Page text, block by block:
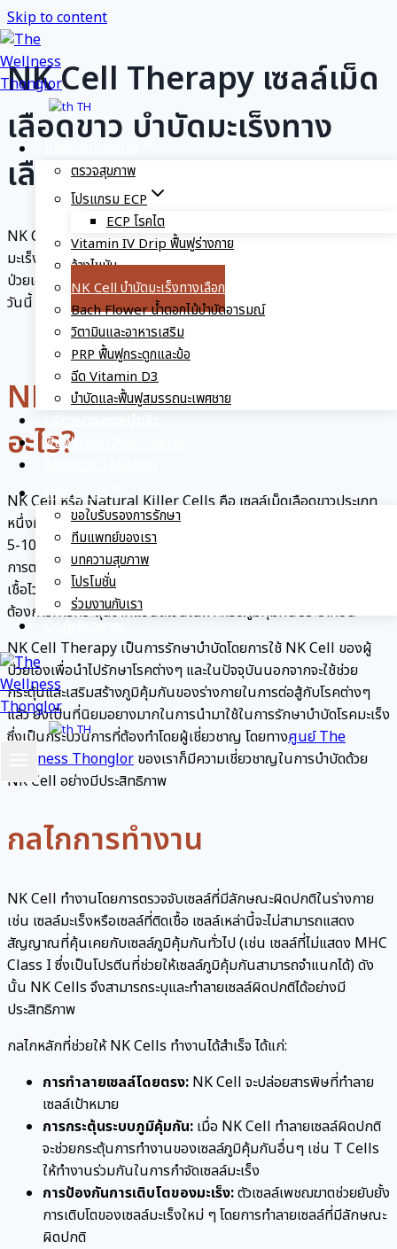
Skip to content
TH
ตรวจสุขภาพ
โปรแกรม ECP
ECP โรคไต
Vitamin IV Drip ฟื้นฟูร่างกาย
ล้างไขมัน
NK Cell บำบัดมะเร็งทางเลือก
Bach Flower น้ำดอกไม้บำบัดอารมณ์
วิตามินและอาหารเสริม
PRP ฟื้นฟูกระดูกและข้อ
ฉีด Vitamin D3
บำบัดและฟื้นฟูสมรรถนะเพศชาย
ฟื้นฟูผิวและ Anti-Aging
เกี่ยวกับเรา
ขอใบรับรองการรักษา
ทีมแพทย์ของเรา
บทความสุขภาพ
โปรโมชั่น
ร่วมงานกับเรา
นัดผู้เชี่ยวชาญ
TH
NK Cell Therapy เซลล์เม็ด
เลือดขาว บำบัดมะเร็งทาง
เลือก
NK Cell Therapy โปรแกรมกระตุ้นภูมิคุ้มกันและบำบัดรักษาโรค
มะเร็งแบบทางเลือกโดยผู้เชี่ยวชาญ โดยใช้เซลล์เม็ดเลือดขาวของผู้
ป่วยเองหรือผู้ให้บริจาค เห็นผลชัดเจน รวดเร็ว และปลอดภัย ติดต่อเรา
วันนี้ เพื่อขอข้อมูลเพิ่มเติม
NK Cell คืออะไร? มีประโยชน์
อะไร?
NK Cell หรือ Natural Killer Cells คือ เซลล์เม็ดเลือดขาวประเภท
หนึ่งที่มีบทบาทสำคัญในระบบภูมิคุ้มกันของร่างกาย ซึ่งคิดเป็นเพียง
5-10% ของเซลล์เม็ดเลือดขาวในร่างกายเท่านั้น โดยมีหน้าที่หลักใน
การตรวจจับและทำลายเซลล์ที่ผิดปกติหรือเซลล์มะเร็ง รวมทั้งเซลล์ที่ติด
เชื้อไวรัส เซลล์ NK มีความสามารถในการทำลายเซลล์เหล่านี้ได้โดยไม่
ต้องการการกระตุ้นจากแอนติเจนเฉพาะหรือภูมิคุ้มกันประเภทอื่น
NK Cell Therapy เป็นการรักษาบำบัดโดยการใช้ NK Cell ของผู้
ป่วยเองเพื่อนำไปรักษาโรคต่างๆ และในปัจจุบันนอกจากจะใช้ช่วย
กระตุ้นและเสริมสร้างภูมิคุ้มกันของร่างกายในการต่อสู้กับโรคต่างๆ
แล้ว ยังเป็นที่นิยมอยางมากในการนำมาใช้ในการรักษาบำบัดโรคมะเร็ง
ซึ่งเป็นกระบวนการที่ต้องทำโดยผู้เชี่ยวชาญ โดยทางศูนย์ The
Wellness Thonglor ของเราก็มีความเชี่ยวชาญในการบำบัดด้วย
NK Cell อย่างมีประสิทธิภาพ
กลไกการทำงาน
NK Cell ทำงานโดยการตรวจจับเซลล์ที่มีลักษณะผิดปกติในร่างกาย
เช่น เซลล์มะเร็งหรือเซลล์ที่ติดเชื้อ เซลล์เหล่านี้จะไม่สามารถแสดง
สัญญาณที่คุ้นเคยกับเซลล์ภูมิคุ้มกันทั่วไป (เช่น เซลล์ที่ไม่แสดง MHC
Class I ซึ่งเป็นโปรตีนที่ช่วยให้เซลล์ภูมิคุ้มกันสามารถจำแนกได้) ดัง
นั้น NK Cells จึงสามารถระบุและทำลายเซลล์ผิดปกติได้อย่างมี
ประสิทธิภาพ
กลไกหลักที่ช่วยให้ NK Cells ทำงานได้สำเร็จ ได้แก่:
การทำลายเซลล์โดยตรง: NK Cell จะปล่อยสารพิษที่ทำลาย
เซลล์เป้าหมาย
การกระตุ้นระบบภูมิคุ้มกัน: เมื่อ NK Cell ทำลายเซลล์ผิดปกติ
จะช่วยกระตุ้นการทำงานของเซลล์ภูมิคุ้มกันอื่นๆ เช่น T Cells
ให้ทำงานร่วมกันในการกำจัดเซลล์มะเร็ง
การป้องกันการเติบโตของมะเร็ง:ตัวเซลล์เพชฌฆาตช่วยยับยั้ง
การเติบโตของเซลล์มะเร็งใหม่ ๆ โดยการทำลายเซลล์ที่มีลักษณะ
ผิดปกติ